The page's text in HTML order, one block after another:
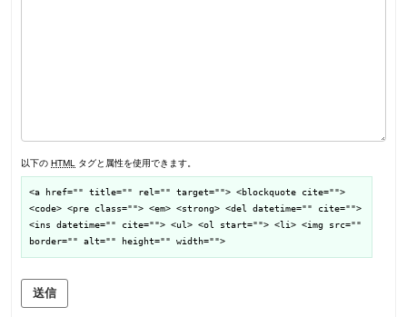
以下の HTML タグと属性を使用できます。
<a href="" title="" rel="" target=""> <blockquote cite="">
<code> <pre class=""> <em> <strong> <del datetime="" cite="">
<ins datetime="" cite=""> <ul> <ol start=""> <li> <img src=""
border="" alt="" height="" width="">
送信